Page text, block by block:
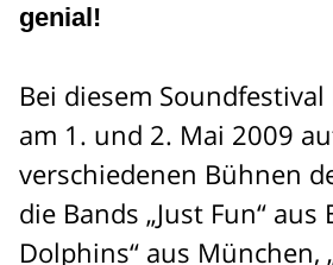
genial!
Bei diesem
am 1. und 2. Mai 2009
verschiedenen Bühnen
die Bands „Just Fun“ aus
Dolphins“ aus München,